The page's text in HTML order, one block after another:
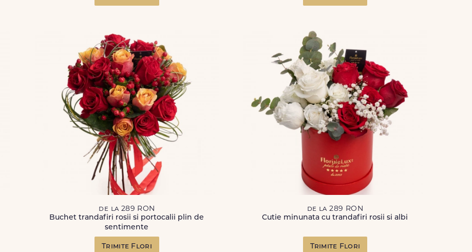
de la 289 RON
Buchet trandafiri rosii si portocalii plin de
sentimente
Trimite Flori
de la 289 RON
Cutie minunata cu trandafiri rosii si albi
Trimite Flori